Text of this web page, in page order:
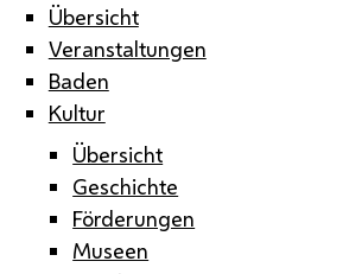
Übersicht
Veranstaltungen
Baden
Kultur
Übersicht
Geschichte
Förderungen
Museen